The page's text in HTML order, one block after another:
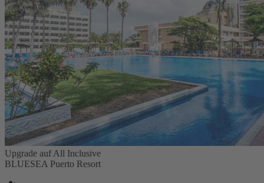
Upgrade auf All Inclusive
BLUESEA Puerto Resort